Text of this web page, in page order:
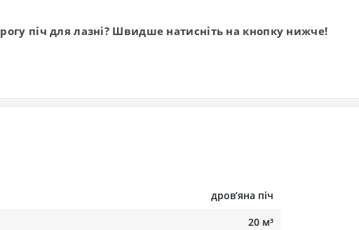
піч для лазні? Швидше натисніть на кнопку нижче!
дровʼяна піч
20 м³